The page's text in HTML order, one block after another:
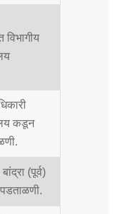
विभागीय
कडून
(पूर्व)